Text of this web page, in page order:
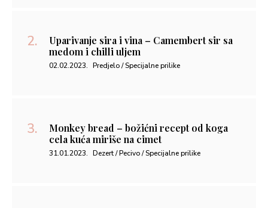
Uparivanje sira i vina – Camembert sir sa
medom i chilli uljem
02.02.2023. Predjelo / Specijalne prilike
Monkey bread – božićni recept od koga
cela kuća miriše na cimet
31.01.2023. Dezert / Pecivo / Specijalne prilike